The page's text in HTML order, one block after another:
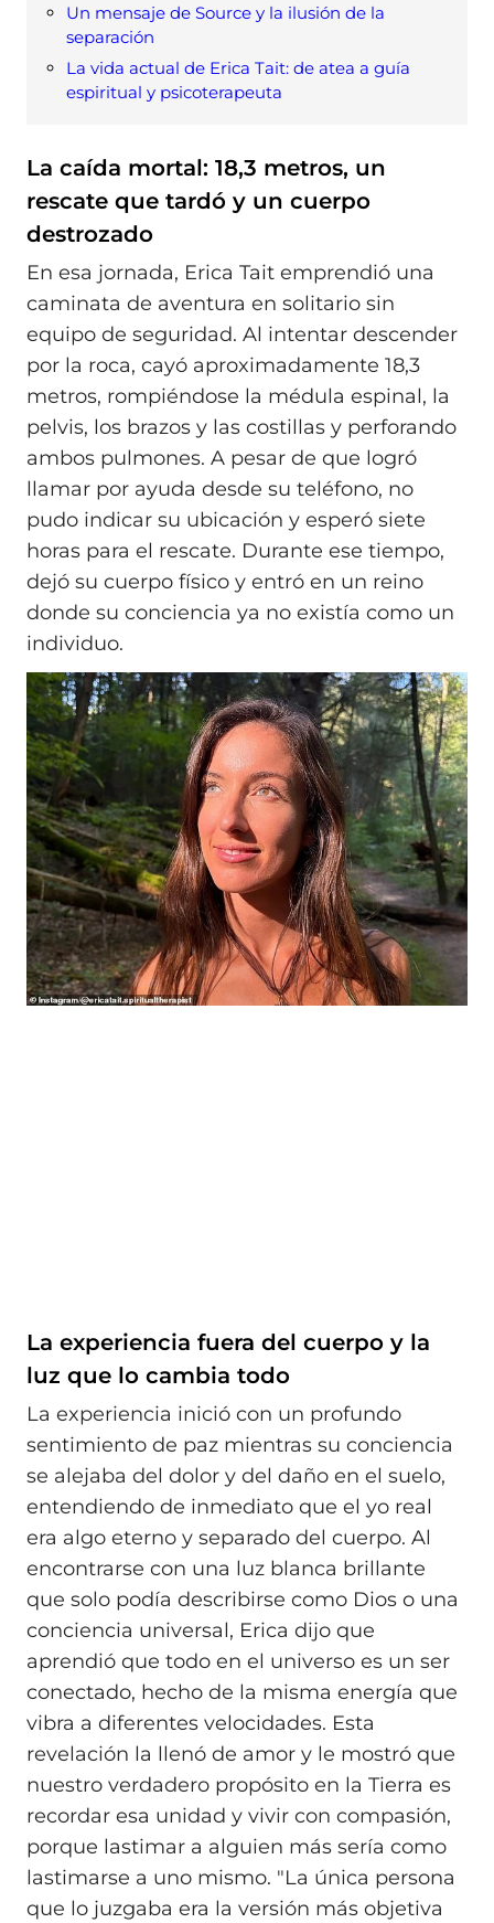
Un mensaje de Source y la ilusión de la
separación
La vida actual de Erica Tait: de atea a guía
espiritual y psicoterapeuta
La caída mortal: 18,3 metros, un
rescate que tardó y un cuerpo
destrozado
En esa jornada, Erica Tait emprendió una
caminata de aventura en solitario sin
equipo de seguridad. Al intentar descender
por la roca, cayó aproximadamente 18,3
metros, rompiéndose la médula espinal, la
pelvis, los brazos y las costillas y perforando
ambos pulmones. A pesar de que logró
llamar por ayuda desde su teléfono, no
pudo indicar su ubicación y esperó siete
horas para el rescate. Durante ese tiempo,
dejó su cuerpo físico y entró en un reino
donde su conciencia ya no existía como un
individuo.
La experiencia fuera del cuerpo y la
luz que lo cambia todo
La experiencia inició con un profundo
sentimiento de paz mientras su conciencia
se alejaba del dolor y del daño en el suelo,
entendiendo de inmediato que el yo real
era algo eterno y separado del cuerpo. Al
encontrarse con una luz blanca brillante
que solo podía describirse como Dios o una
conciencia universal, Erica dijo que
aprendió que todo en el universo es un ser
conectado, hecho de la misma energía que
vibra a diferentes velocidades. Esta
revelación la llenó de amor y le mostró que
nuestro verdadero propósito en la Tierra es
recordar esa unidad y vivir con compasión,
porque lastimar a alguien más sería como
lastimarse a uno mismo. "La única persona
que lo juzgaba era la versión más objetiva